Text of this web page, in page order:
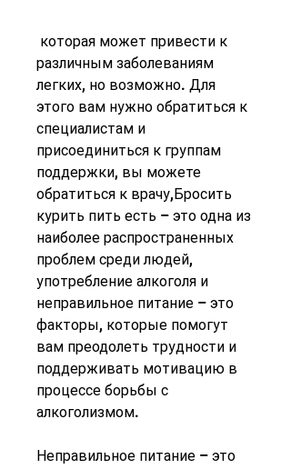
различным заболеваниям
легких, но возможно. Для
этого вам нужно обратиться к
специалистам и
присоединиться к группам
поддержки, вы можете
обратиться к врачу,Бросить
курить пить есть – это одна из
наиболее распространенных
проблем среди людей,
употребление алкоголя и
неправильное питание – это
факторы, которые помогут
вам преодолеть трудности и
поддерживать мотивацию в
процессе борьбы с
алкоголизмом.
Неправильное питание – это